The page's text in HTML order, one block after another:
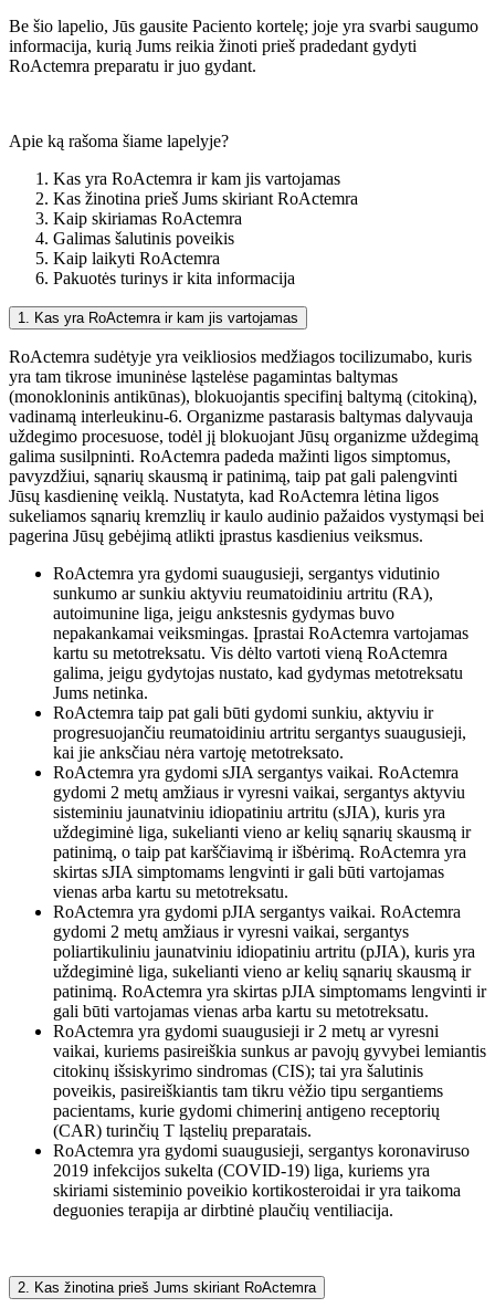
Be šio lapelio, Jūs gausite Paciento kortelę; joje yra svarbi saugumo
informacija, kurią Jums reikia žinoti prieš pradedant gydyti
RoActemra preparatu ir juo gydant.
Apie ką rašoma šiame lapelyje?
Kas yra RoActemra ir kam jis vartojamas
Kas žinotina prieš Jums skiriant RoActemra
Kaip skiriamas RoActemra
Galimas šalutinis poveikis
Kaip laikyti RoActemra
Pakuotės turinys ir kita informacija
1. Kas yra RoActemra ir kam jis vartojamas
RoActemra sudėtyje yra veikliosios medžiagos tocilizumabo, kuris
yra tam tikrose imuninėse ląstelėse pagamintas baltymas
(monokloninis antikūnas), blokuojantis specifinį baltymą (citokiną),
vadinamą interleukinu-6. Organizme pastarasis baltymas dalyvauja
uždegimo procesuose, todėl jį blokuojant Jūsų organizme uždegimą
galima susilpninti. RoActemra padeda mažinti ligos simptomus,
pavyzdžiui, sąnarių skausmą ir patinimą, taip pat gali palengvinti
Jūsų kasdieninę veiklą. Nustatyta, kad RoActemra lėtina ligos
sukeliamos sąnarių kremzlių ir kaulo audinio pažaidos vystymąsi bei
pagerina Jūsų gebėjimą atlikti įprastus kasdienius veiksmus.
RoActemra yra gydomi suaugusieji, sergantys vidutinio
sunkumo ar sunkiu aktyviu reumatoidiniu artritu (RA),
autoimunine liga, jeigu ankstesnis gydymas buvo
nepakankamai veiksmingas. Įprastai RoActemra vartojamas
kartu su metotreksatu. Vis dėlto vartoti vieną RoActemra
galima, jeigu gydytojas nustato, kad gydymas metotreksatu
Jums netinka.
RoActemra taip pat gali būti gydomi sunkiu, aktyviu ir
progresuojančiu reumatoidiniu artritu sergantys suaugusieji,
kai jie anksčiau nėra vartoję metotreksato.
RoActemra yra gydomi sJIA sergantys vaikai. RoActemra
gydomi 2 metų amžiaus ir vyresni vaikai, sergantys aktyviu
sisteminiu jaunatviniu idiopatiniu artritu (sJIA), kuris yra
uždegiminė liga, sukelianti vieno ar kelių sąnarių skausmą ir
patinimą, o taip pat karščiavimą ir išbėrimą. RoActemra yra
skirtas sJIA simptomams lengvinti ir gali būti vartojamas
vienas arba kartu su metotreksatu.
RoActemra yra gydomi pJIA sergantys vaikai. RoActemra
gydomi 2 metų amžiaus ir vyresni vaikai, sergantys
poliartikuliniu jaunatviniu idiopatiniu artritu (pJIA), kuris yra
uždegiminė liga, sukelianti vieno ar kelių sąnarių skausmą ir
patinimą. RoActemra yra skirtas pJIA simptomams lengvinti ir
gali būti vartojamas vienas arba kartu su metotreksatu.
RoActemra yra gydomi suaugusieji ir 2 metų ar vyresni
vaikai, kuriems pasireiškia sunkus ar pavojų gyvybei lemiantis
citokinų išsiskyrimo sindromas (CIS); tai yra šalutinis
poveikis, pasireiškiantis tam tikru vėžio tipu sergantiems
pacientams, kurie gydomi chimerinį antigeno receptorių
(CAR) turinčių T ląstelių preparatais.
RoActemra yra gydomi suaugusieji, sergantys koronaviruso
2019 infekcijos sukelta (COVID-19) liga, kuriems yra
skiriami sisteminio poveikio kortikosteroidai ir yra taikoma
deguonies terapija ar dirbtinė plaučių ventiliacija.
2. Kas žinotina prieš Jums skiriant RoActemra